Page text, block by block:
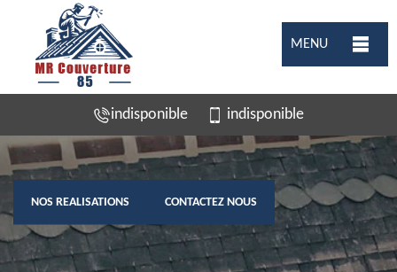
MENU
indisponible indisponible
NOS REALISATIONS CONTACTEZ NOUS